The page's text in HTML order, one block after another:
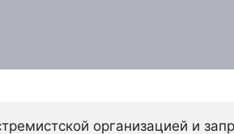
организацией и